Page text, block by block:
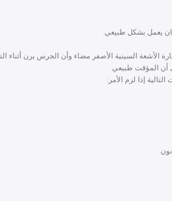
كان يعمل بشكل طبيعي.
الأشعة السينية الأصفر مضاء وأن الجرس يرن أثناء
إذا لزم الأمر: